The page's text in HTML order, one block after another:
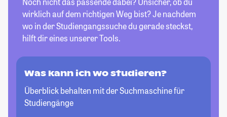
wirklich auf dem richtigen Weg bist? Je nachdem
wo in der Studiengangssuche du gerade steckst,
hilft dir eines unserer Tools.
Was kann ich wo studieren?
Überblick behalten mit der Suchmaschine für
Studiengänge